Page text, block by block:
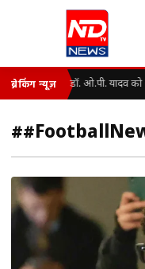
ब्रेकिंग न्यूज़ डॉ. ओ.पी. यादव